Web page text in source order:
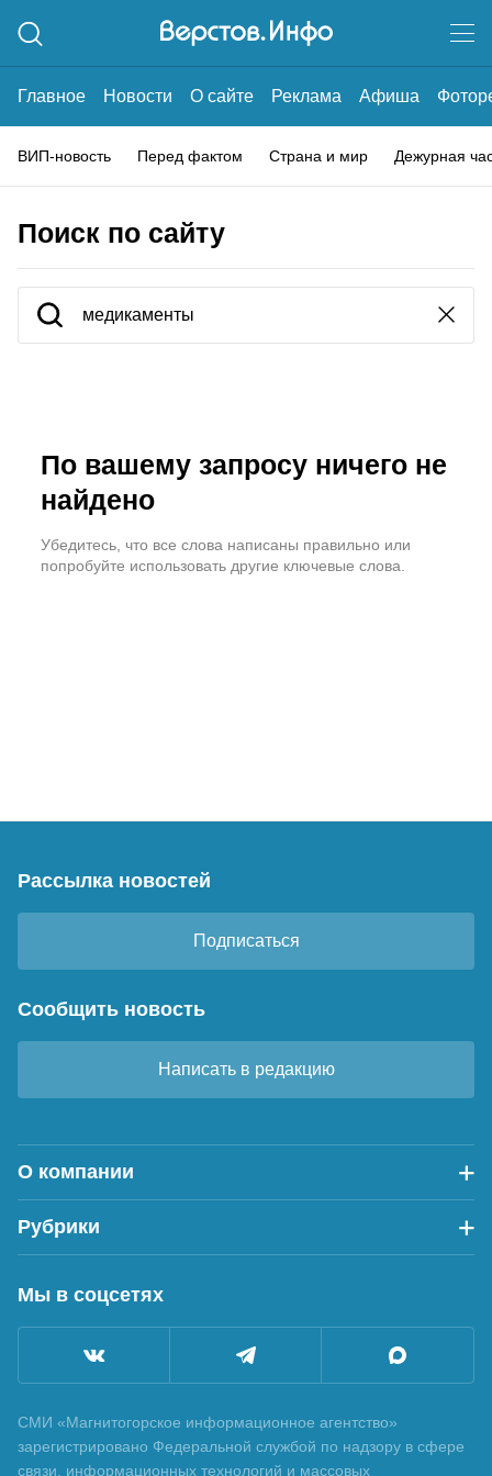
Главное Новости О сайте Реклама Афиша
ВИП-новость Перед фактом Страна и мир Дежурная
Поиск по сайту
По вашему запросу ничего не
найдено
Убедитесь, что все слова написаны правильно или
попробуйте использовать другие ключевые слова.
Рассылка новостей
Подписаться
Сообщить новость
Написать в редакцию
О компании
Рубрики
Мы в соцсетях
СМИ «Магнитогорское информационное агентство»
зарегистрировано Федеральной службой по надзору в сфере
связи, информационных технологий и массовых